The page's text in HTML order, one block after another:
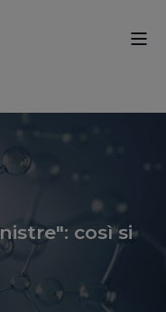
così si